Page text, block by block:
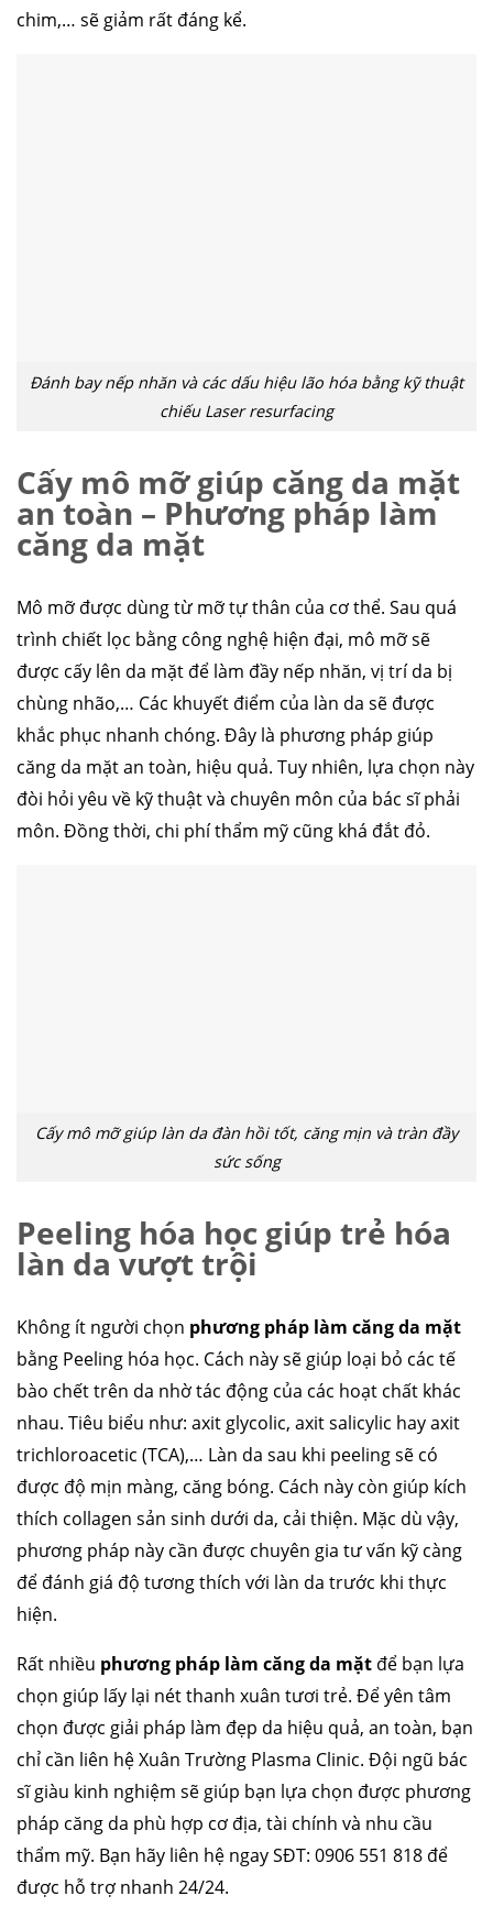
chim,… sẽ giảm rất đáng kể.
Đánh bay nếp nhăn và các dấu hiệu lão hóa bằng kỹ thuật
chiếu Laser resurfacing
Cấy mô mỡ giúp căng da mặt
an toàn – Phương pháp làm
căng da mặt
Mô mỡ được dùng từ mỡ tự thân của cơ thể. Sau quá
trình chiết lọc bằng công nghệ hiện đại, mô mỡ sẽ
được cấy lên da mặt để làm đầy nếp nhăn, vị trí da bị
chùng nhão,… Các khuyết điểm của làn da sẽ được
khắc phục nhanh chóng. Đây là phương pháp giúp
căng da mặt an toàn, hiệu quả. Tuy nhiên, lựa chọn này
đòi hỏi yêu về kỹ thuật và chuyên môn của bác sĩ phải
môn. Đồng thời, chi phí thẩm mỹ cũng khá đắt đỏ.
Cấy mô mỡ giúp làn da đàn hồi tốt, căng mịn và tràn đầy
sức sống
Peeling hóa học giúp trẻ hóa
làn da vượt trội
Không ít người chọn phương pháp làm căng da mặt
bằng Peeling hóa học. Cách này sẽ giúp loại bỏ các tế
bào chết trên da nhờ tác động của các hoạt chất khác
nhau. Tiêu biểu như: axit glycolic, axit salicylic hay axit
trichloroacetic (TCA),… Làn da sau khi peeling sẽ có
được độ mịn màng, căng bóng. Cách này còn giúp kích
thích collagen sản sinh dưới da, cải thiện. Mặc dù vậy,
phương pháp này cần được chuyên gia tư vấn kỹ càng
để đánh giá độ tương thích với làn da trước khi thực
hiện.
Rất nhiều phương pháp làm căng da mặt để bạn lựa
chọn giúp lấy lại nét thanh xuân tươi trẻ. Để yên tâm
chọn được giải pháp làm đẹp da hiệu quả, an toàn, bạn
chỉ cần liên hệ Xuân Trường Plasma Clinic. Đội ngũ bác
sĩ giàu kinh nghiệm sẽ giúp bạn lựa chọn được phương
pháp căng da phù hợp cơ địa, tài chính và nhu cầu
thẩm mỹ. Bạn hãy liên hệ ngay SĐT: 0906 551 818 để
được hỗ trợ nhanh 24/24.